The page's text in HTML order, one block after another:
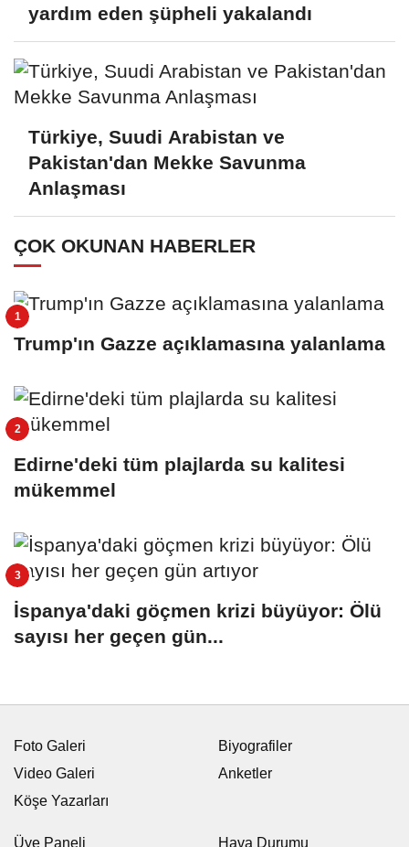
yardım eden şüpheli yakalandı
Türkiye, Suudi Arabistan ve
Pakistan'dan Mekke Savunma
Anlaşması
ÇOK OKUNAN HABERLER
Trump'ın Gazze açıklamasına yalanlama
Edirne'deki tüm plajlarda su kalitesi
mükemmel
İspanya'daki göçmen krizi büyüyor: Ölü
sayısı her geçen gün...
Foto Galeri
Video Galeri
Köşe Yazarları
Biyografiler
Anketler
Üye Paneli Hava Durumu